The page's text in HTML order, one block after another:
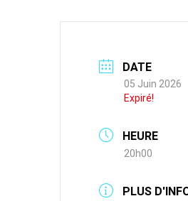
DATE
05 Juin 2026
Expiré!
HEURE
20h00
PLUS